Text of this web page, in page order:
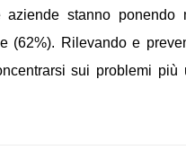
stanno ponendo
(62%). Rilevando e
sui problemi più